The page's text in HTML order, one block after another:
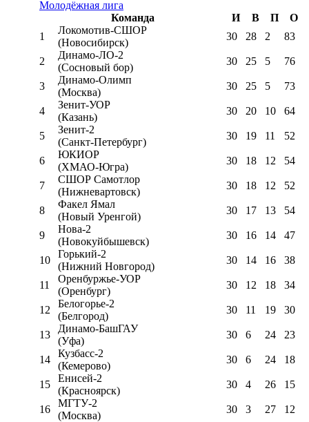
Молодёжная лига
Команда
И В П
О
1
Локомотив-CШОР
(Новосибирск)
30 28 2 83
2
Динамо-ЛО-2
(Сосновый бор)
30 25 5 76
3
Динамо-Олимп
(Москва)
30 25 5 73
4
Зенит-УОР
(Казань)
30 20 10 64
5
Зенит-2
(Санкт-Петербург)
30 19 11 52
6
ЮКИОР
(ХМАО-Югра)
30 18 12 54
7
СШОР Самотлор
(Нижневартовск)
30 18 12 52
8
Факел Ямал
(Новый Уренгой)
30 17 13 54
9
Нова-2
(Новокуйбышевск)
30 16 14 47
10
Горький-2
(Нижний Новгород)
30 14 16 38
11
Оренбуржье-УОР
(Оренбург)
30 12 18 34
12
Белогорье-2
(Белгород)
30 11 19 30
13
Динамо-БашГАУ
(Уфа)
30 6 24 23
14
Кузбасс-2
(Кемерово)
30 6 24 18
15
Енисей-2
(Красноярск)
30 4 26 15
16
МГТУ-2
(Москва)
30 3 27 12